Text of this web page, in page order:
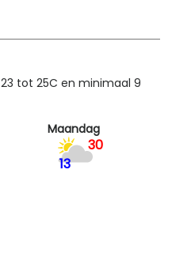
tot 25C en minimaal 9
Maandag
13
30